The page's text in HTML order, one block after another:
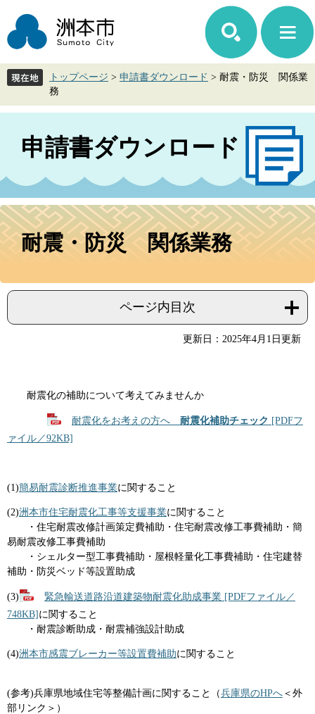
ジ
先
す。
ュ
を
し
トップページ > 申請書ダウンロード > 耐震・防災 関係業
務
申請書ダウンロード
本
文
耐震・防災 関係業務
ページ内目次
更新日：2025年4月1日更新
耐震化の補助について考えてみませんか
耐震化をお考えの方へ 耐震化補助チェック [PDFフ
ァイル／92KB]
(1)簡易耐震診断推進事業に関すること
(2)洲本市住宅耐震化工事等支援事業に関すること
・住宅耐震改修計画策定費補助・住宅耐震改修工事費補助・簡
易耐震改修工事費補助
・シェルター型工事費補助・屋根軽量化工事費補助・住宅建替
補助・防災ベッド等設置助成
(3)
緊急輸送道路沿道建築物耐震化助成事業 [PDFファイル／
748KB] に関すること
・耐震診断助成・耐震補強設計助成
(4)洲本市感震ブレーカー等設置費補助に関すること
(参考)兵庫県地域住宅等整備計画に関すること（兵庫県のHPへ ＜外
部リンク＞ ）